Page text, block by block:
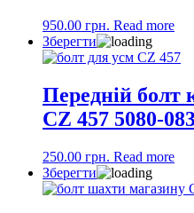
950.00 грн. Read more
Зберегти
Передній
CZ 457 5080-
250.00 грн. Read more
Зберегти